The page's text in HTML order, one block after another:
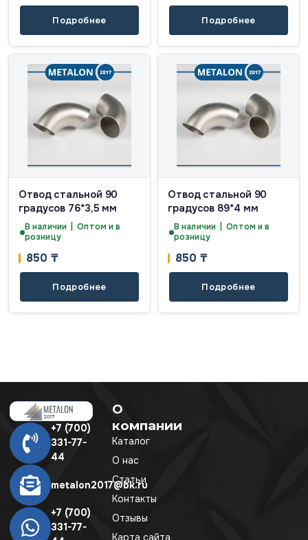
Подробнее Подробнее
Отвод стальной 90
градусов 76*3,5 мм
В наличии | Оптом и в
розницу
850 ₸
Подробнее
Отвод стальной 90
градусов 89*4 мм
В наличии | Оптом и в
розницу
850 ₸
Подробнее
+7 (700)
331-77-
44
metalon2017@bk.ru
+7 (700)
331-77-
О
компании
Каталог
О нас
Статьи
Контакты
Отзывы
Карта сайта